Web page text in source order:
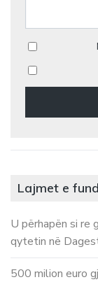
Lajmet e
U përhapën si re
qytetin në
500 milion euro